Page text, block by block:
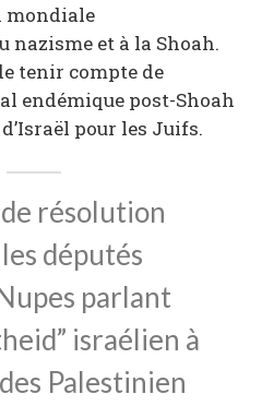
mondiale
nazisme et à la Shoah.
tenir compte de
endémique post-Shoah
pour les Juifs.
résolution
députés
parlant
israélien à
Palestinien